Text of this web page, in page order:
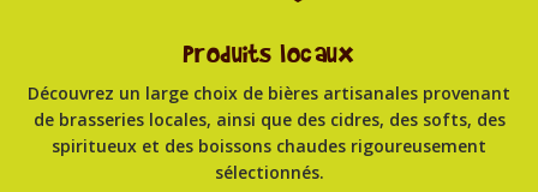
Produits locaux
Découvrez un large choix de bières artisanales provenant
de brasseries locales, ainsi que des cidres, des softs, des
spiritueux et des boissons chaudes rigoureusement
sélectionnés.